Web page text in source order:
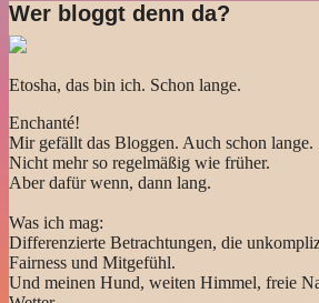
Wer bloggt denn da?
Etosha, das bin ich. Schon lange.
Enchanté!
Mir gefällt das Bloggen. Auch schon lange.
Nicht mehr so regelmäßig wie früher.
Aber dafür wenn, dann lang.
Was ich mag:
Differenzierte Betrachtungen, die
Fairness und Mitgefühl.
Und meinen Hund, weiten Himmel, freie